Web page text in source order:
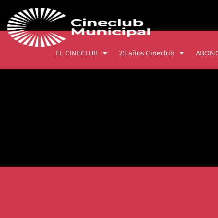
EL CINECLUB 25 años Cineclub